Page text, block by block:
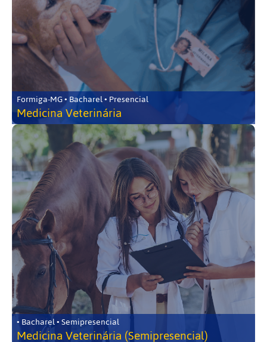
Formiga-MG • Bacharel • Presencial
Medicina Veterinária
• Bacharel • Semipresencial
Medicina Veterinária (Semipresencial)